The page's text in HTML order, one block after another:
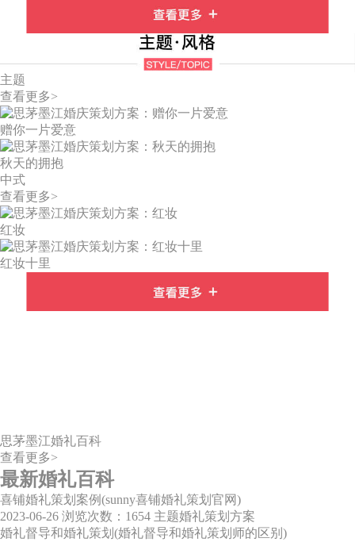
主题
查看更多>
赠你一片爱意
秋天的拥抱
中式
查看更多>
红妆
红妆十里
思茅墨江婚礼百科
查看更多>
最新婚礼百科
喜铺婚礼策划案例(sunny喜铺婚礼策划官网)
2023-06-26 浏览次数：1654 主题婚礼策划方案
婚礼督导和婚礼策划(婚礼督导和婚礼策划师的区别)